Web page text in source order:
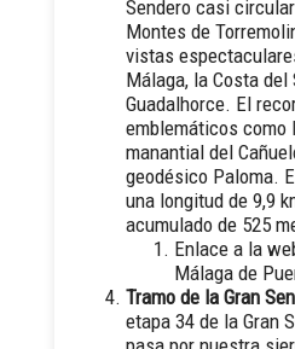
Sendero casi
Montes de
vistas
Málaga, la Costa
Guadalhorce. El
emblemáticos como
manantial del
geodésico Paloma.
una longitud de 9,9
acumulado de 525
Enlace a la
Málaga de
Tramo de la Gran
etapa 34 de la Gran